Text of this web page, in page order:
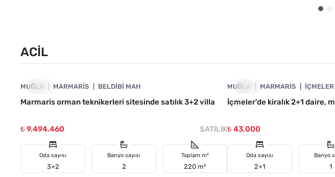
ACIL
ACIL
MUĞLA MARMARIS BELDIBI MAH
Marmaris orman teknikerleri sitesinde satılık 3+2 villa
₺ 9.494.460 SATILIK
Oda sayısı
3+2
Banyo sayısı
2
Toplam m²
220 m²
ACIL
MUĞLA MARMARIS
İçmeler'de kiralık 2+1 daire,
₺ 43.000
Oda sayısı
2+1
Banyo
1